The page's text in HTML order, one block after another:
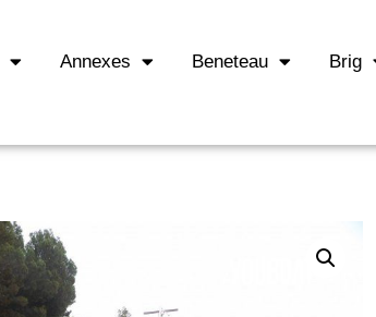
Annexes Beneteau Brig